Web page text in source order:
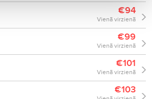
€94
Vienā virzienā
€99
Vienā virzienā
€101
Vienā virzienā
€103